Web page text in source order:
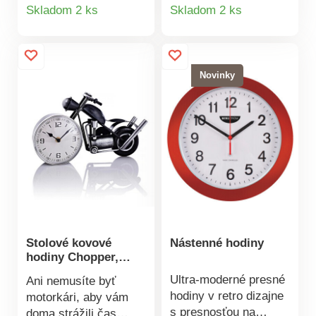
hodí do každého
Prevádzka na 1 x
balenia).Nástenné
kovové hodinyVeľké a
prehľadné
číslicePrevádzka na 1
x batérie AA (niesú
súčasťou balenia)
Skladom 2 ks
interiéru. Nemajú
batérie (nie je
súčasťou balenia).
Materiál: drevo, kov.
Rozmery: priemer 60
cm.Nástenné
hodinyPriemer 60
cmPrehľadnéPrevádzka
na batérie 1x AA (nie
je súčasťou balenia)
Skladom 2 ks
Stolové kovové
hodiny Chopper,
Ani nemusíte byť
motorkári, aby vám
Novinky
Nástenné hodiny
Ultra-moderné presné
hodiny v retro dizajne
s presnosťou na